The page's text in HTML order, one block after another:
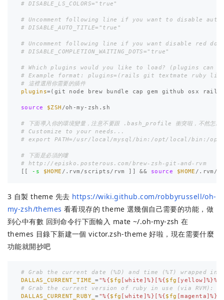
# DISABLE_LS_COLORS="true"
# Uncomment following line if you want to disable
# DISABLE_AUTO_TITLE="true"
# Uncomment following line if you want disable red
# DISABLE_COMPLETION_WAITING_DOTS="true"
# Which plugins would you like to load? (plugins can
# Example format: plugins=(rails git textmate ruby
# 這裡選用你需要的插件
plugins=( git node brew bundle cap gem github osx
source $ZSH /oh-my-zsh.sh
# 下面導入你的環境變量，注意不要跟 .bash_profile 衝突啦，不然怎麼
# Customize to your needs...
# export PATH=/usr/local/mysql/bin:/opt/local/bin:/
# 下面是必須的嘍
# http://episko.posterous.com/brew-zsh-git-and-rvm
-s $HOME /.rvm/scripts/rvm && source $HOME
3 自製 theme 先去 https://wiki.github.com/robbyrussell/oh-
my-zsh/themes 看看現存的 theme 選幾個自己需要的功能，做
到心中有數 回到命令行下面輸入 mate ~/.oh-my-zsh 在
themes 目錄下新建一個 victor.zsh-theme 好啦，現在需要什麼
功能就開抄吧
# Grab the current date (%D) and time (%T) wrapped in
DALLAS_CURRENT_TIME_="%{$fg [white]%}[%{$fg
# Grab the current version of ruby in use (via RVM):
DALLAS_CURRENT_RUBY_="%{$fg [white]%}[%{$fg [magenta]%}